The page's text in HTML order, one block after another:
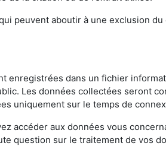
peuvent aboutir à une exclusion
enregistrées dans un fichier
Les données collectées seront
uniquement sur le temps de
accéder aux données vous
question sur le traitement de vos